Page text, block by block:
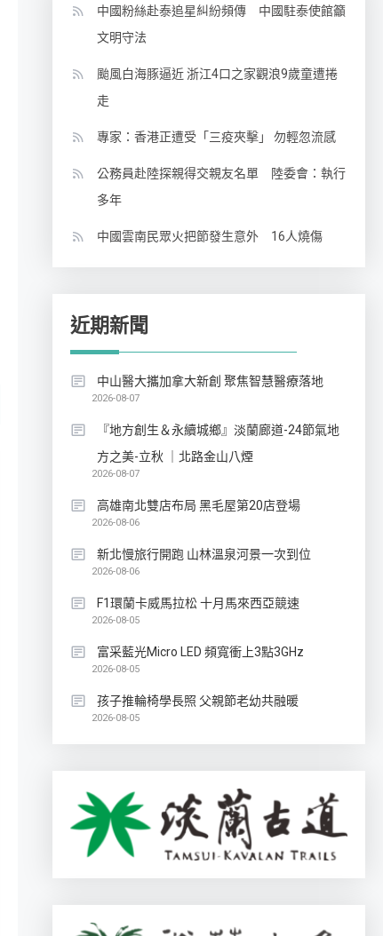
中國粉絲赴泰追星糾紛頻傳 中國駐泰使館籲
文明守法
颱風白海豚逼近 浙江4口之家觀浪9歲童遭捲
走
專家：香港正遭受「三疫夾擊」 勿輕忽流感
公務員赴陸探親得交親友名單 陸委會：執行
多年
中國雲南民眾火把節發生意外 16人燒傷
近期新聞
中山醫大攜加拿大新創 聚焦智慧醫療落地
2026-08-07
『地方創生＆永續城鄉』淡蘭廊道-24節氣地
方之美-立秋 ｜北路金山八煙
2026-08-07
高雄南北雙店布局 黑毛屋第20店登場
2026-08-06
新北慢旅行開跑 山林溫泉河景一次到位
2026-08-06
F1環蘭卡威馬拉松 十月馬來西亞競速
2026-08-05
富采藍光Micro LED 頻寬衝上3點3GHz
2026-08-05
孩子推輪椅學長照 父親節老幼共融暖
2026-08-05